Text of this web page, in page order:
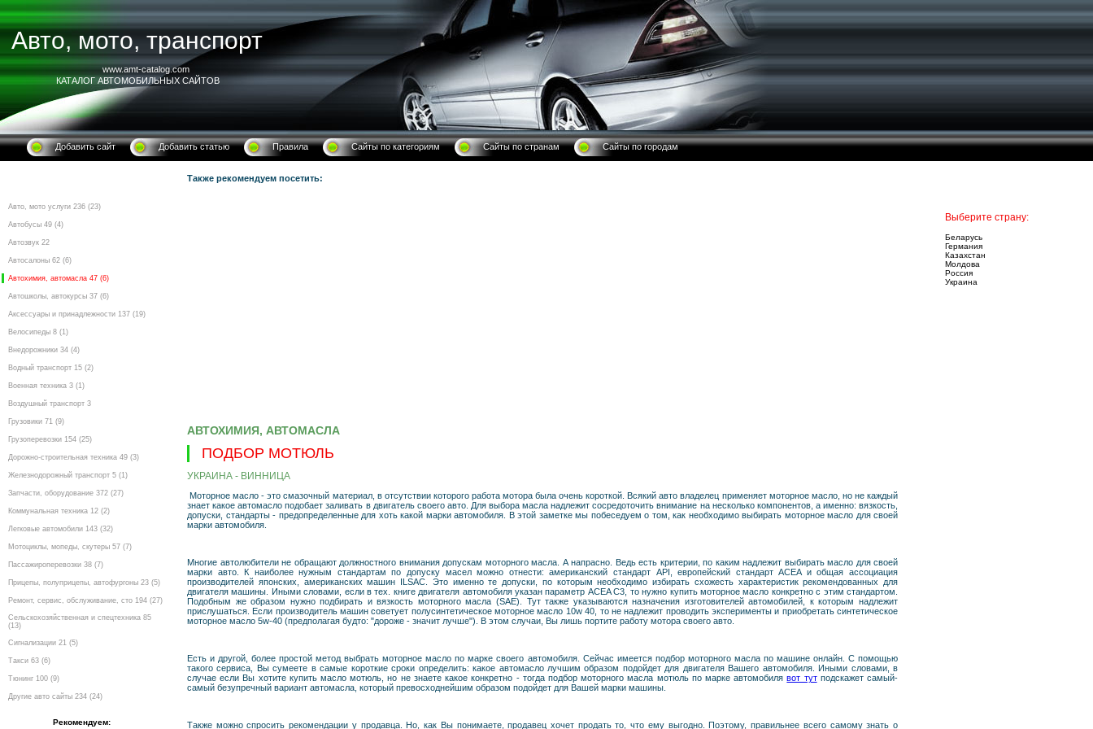
Авто, мото, транспорт
www.amt-catalog.com
КАТАЛОГ АВТОМОБИЛЬНЫХ САЙТОВ
Добавить сайт Добавить статью Правила Сайты по категориям Сайты по странам Сайты по городам
Авто, мото услуги 236 (23)
Автобусы 49 (4)
Автозвук 22
Автосалоны 62 (6)
Автохимия, автомасла 47 (6)
Автошколы, автокурсы 37 (6)
Аксессуары и принадлежности 137 (19)
Велосипеды 8 (1)
Внедорожники 34 (4)
Водный транспорт 15 (2)
Военная техника 3 (1)
Воздушный транспорт 3
Грузовики 71 (9)
Грузоперевозки 154 (25)
Дорожно-строительная техника 49 (3)
Железнодорожный транспорт 5 (1)
Запчасти, оборудование 372 (27)
Коммунальная техника 12 (2)
Легковые автомобили 143 (32)
Мотоциклы, мопеды, скутеры 57 (7)
Пассажироперевозки 38 (7)
Прицепы, полуприцепы, автофургоны 23 (5)
Ремонт, сервис, обслуживание, сто 194 (27)
Сельскохозяйственная и спецтехника 85
(13)
Сигнализации 21 (5)
Такси 63 (6)
Тюнинг 100 (9)
Другие авто сайты 234 (24)
Рекомендуем:
Также рекомендуем посетить:
АВТОХИМИЯ, АВТОМАСЛА
ПОДБОР МОТЮЛЬ
УКРАИНА - ВИННИЦА
Моторное масло - это смазочный материал, в отсутствии которого работа мотора была очень короткой. Всякий авто владелец применяет моторное масло, но не каждый
знает какое автомасло подобает заливать в двигатель своего авто. Для выбора масла надлежит сосредоточить внимание на несколько компонентов, а именно: вязкость,
допуски, стандарты - предопределенные для хоть какой марки автомобиля. В этой заметке мы побеседуем о том, как необходимо выбирать моторное масло для своей
марки автомобиля.
Многие автолюбители не обращают должностного внимания допускам моторного масла. А напрасно. Ведь есть критерии, по каким надлежит выбирать масло для своей
марки авто. К наиболее нужным стандартам по допуску масел можно отнести: американский стандарт API, европейский стандарт ACEA и общая ассоциация
производителей японских, американских машин ILSAC. Это именно те допуски, по которым необходимо избирать схожесть характеристик рекомендованных для
двигателя машины. Иными словами, если в тех. книге двигателя автомобиля указан параметр ACEA C3, то нужно купить моторное масло конкретно с этим стандартом.
Подобным же образом нужно подбирать и вязкость моторного масла (SAE). Тут также указываются назначения изготовителей автомобилей, к которым надлежит
прислушаться. Если производитель машин советует полусинтетическое моторное масло 10w 40, то не надлежит проводить эксперименты и приобретать синтетическое
моторное масло 5w-40 (предполагая будто: "дороже - значит лучше"). В этом случаи, Вы лишь портите работу мотора своего авто.
Есть и другой, более простой метод выбрать моторное масло по марке своего автомобиля. Сейчас имеется подбор моторного масла по машине онлайн. С помощью
такого сервиса, Вы сумеете в самые короткие сроки определить: какое автомасло лучшим образом подойдет для двигателя Вашего автомобиля. Иными словами, в
случае если Вы хотите купить масло мотюль, но не знаете какое конкретно - тогда подбор моторного масла мотюль по марке автомобилявот тутподскажет самый-
самый безупречный вариант автомасла, который превосходнейшим образом подойдет для Вашей марки машины.
Также можно спросить рекомендации у продавца. Но, как Вы понимаете, продавец хочет продать то, что ему выгодно. Поэтому, правильнее всего самому знать о
Выберите страну:
Беларусь
Германия
Казахстан
Молдова
Россия
Украина